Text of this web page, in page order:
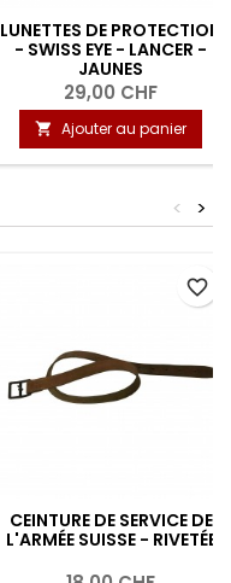
LUNETTES DE PROTECTION
- SWISS EYE - LANCER -
JAUNES
29,00 CHF
 Ajouter au panier
>
<
CEINTURE DE SERVICE DE
L'ARMÉE SUISSE - RIVETÉE
favorite_border